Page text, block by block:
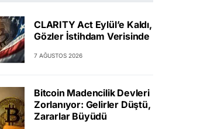
CLARITY Act Eylül’e Kaldı,
Gözler İstihdam Verisinde
7 AĞUSTOS 2026
Bitcoin Madencilik Devleri
Zorlanıyor: Gelirler Düştü,
Zararlar Büyüdü